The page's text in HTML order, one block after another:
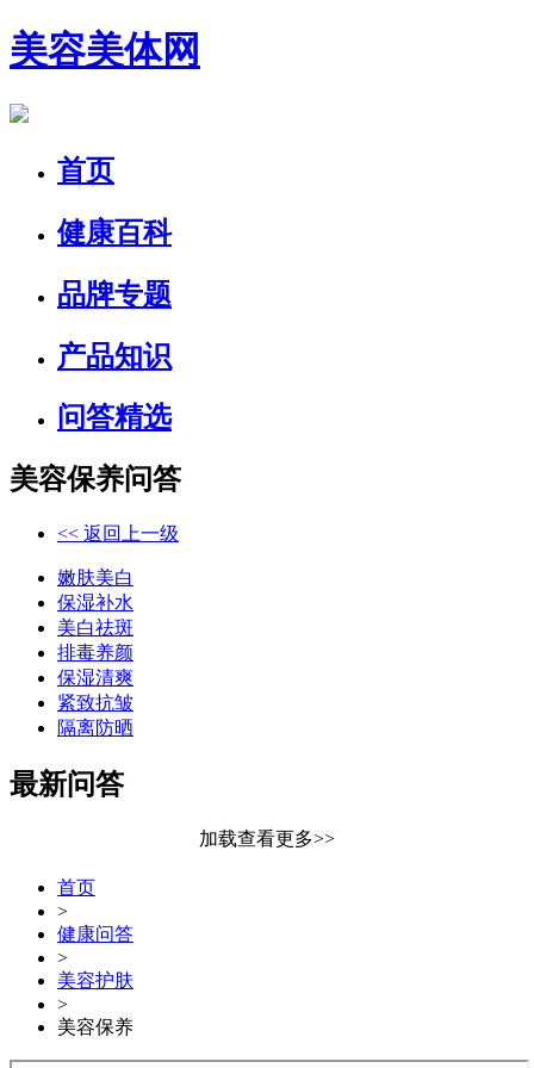
美容美体网
首页
健康百科
品牌专题
产品知识
问答精选
美容保养问答
<< 返回上一级
嫩肤美白
保湿补水
美白祛斑
排毒养颜
保湿清爽
紧致抗皱
隔离防晒
最新问答
加载查看更多>>
首页
>
健康问答
>
美容护肤
>
美容保养